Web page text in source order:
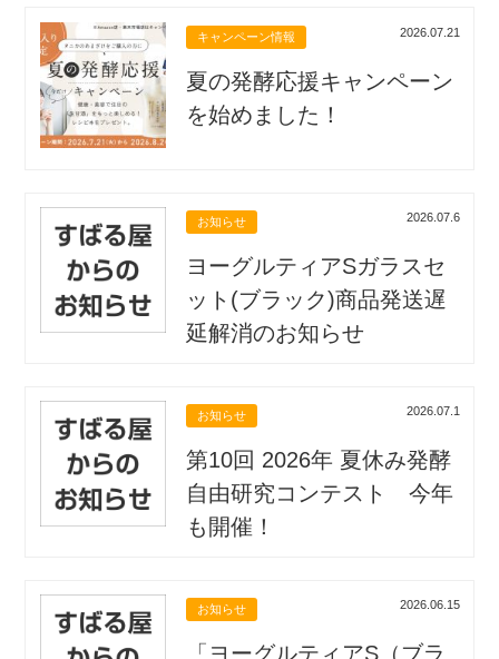
キャンペーン情報 2026.07.21
夏の発酵応援キャンペーン
を始めました！
お知らせ 2026.07.6
ヨーグルティアSガラスセ
ット(ブラック)商品発送遅
延解消のお知らせ
お知らせ 2026.07.1
第10回 2026年 夏休み発酵
自由研究コンテスト 今年
も開催！
お知らせ 2026.06.15
「ヨーグルティアS（ブラ